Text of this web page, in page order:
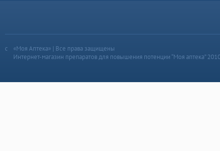
«Моя Аптека» | Все права защищены
Интернет-магазин препаратов для повышения потенции “Моя аптека”